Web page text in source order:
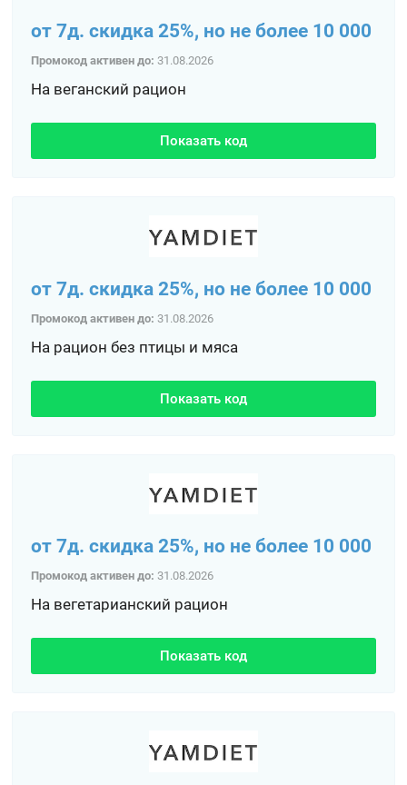
от 7д. скидка 25%, но не более 10 000
Промокод активен до: 31.08.2026
На веганский рацион
Показать код
от 7д. скидка 25%, но не более 10 000
Промокод активен до: 31.08.2026
На рацион без птицы и мяса
Показать код
от 7д. скидка 25%, но не более 10 000
Промокод активен до: 31.08.2026
На вегетарианский рацион
Показать код